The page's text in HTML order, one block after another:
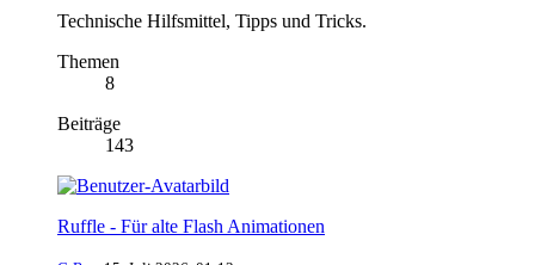
Technische Hilfsmittel, Tipps und Tricks.
Themen
8
Beiträge
143
Ruffle - Für alte Flash Animationen